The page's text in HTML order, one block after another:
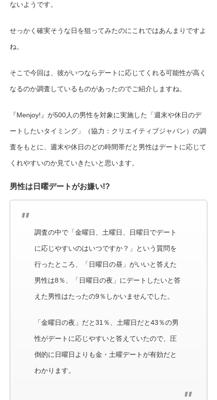
ないようです。
せっかく確実そうな日を狙ってみたのにこれではあんまりですよ
ね。
そこで今回は、彼がいつならデートに応じてくれる可能性が高く
なるのか調査しているものがあったのでご紹介しますね。
『Menjoy!』が500人の男性を対象に実施した「週末や休日のデ
ートしたいタイミング」（協力：クリエイティブジャパン）の調
査をもとに、週末や休日のどの時間帯だと男性はデートに応じて
くれやすいのか見ていきたいと思います。
男性は日曜デートがお嫌い!?
調査の中で「金曜日、土曜日、日曜日でデート
に応じやすいのはいつですか？」という質問を
行ったところ、「日曜日の昼」がいいと答えた
男性は8％、「日曜日の夜」にデートしたいと答
えた男性はたったの9％しかいませんでした。
「金曜日の夜」だと31％、土曜日だと43％の男
性がデートに応じやすいと答えていたので、圧
倒的に日曜日よりも金・土曜デートが有効だと
わかります。